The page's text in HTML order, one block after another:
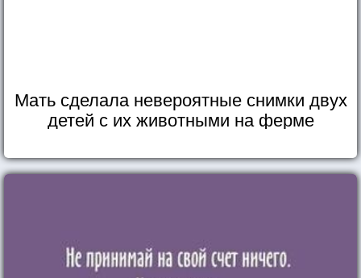
Мать сделала невероятные снимки двух
детей с их животными на ферме